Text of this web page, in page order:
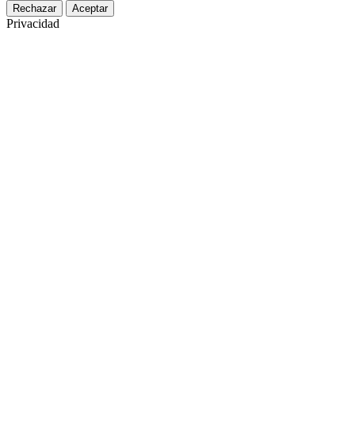
Rechazar Aceptar
Privacidad